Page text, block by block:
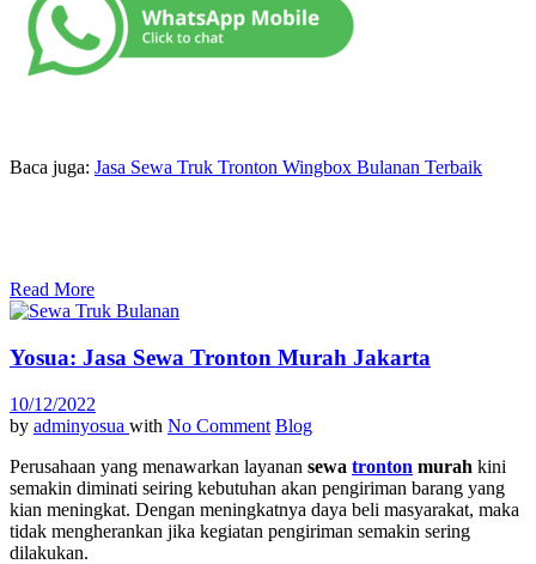
Baca juga: Jasa Sewa Truk Tronton Wingbox Bulanan Terbaik
Read More
Yosua: Jasa Sewa Tronton Murah Jakarta
10/12/2022
by adminyosua with No Comment Blog
Perusahaan yang menawarkan layanan sewa tronton murah kini
semakin diminati seiring kebutuhan akan pengiriman barang yang
kian meningkat. Dengan meningkatnya daya beli masyarakat, maka
tidak mengherankan jika kegiatan pengiriman semakin sering
dilakukan.